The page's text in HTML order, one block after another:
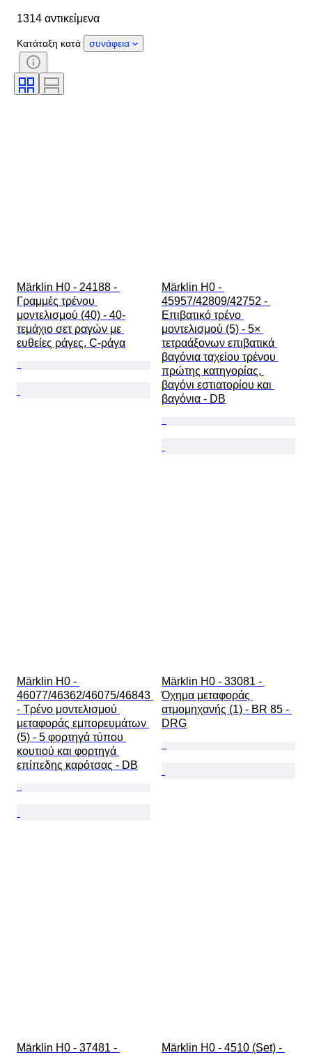
Υλικό
Θέμα
Χρώμα
Κλίμακα
Τροφοδοσία
Εποχή
1314 αντικείμενα
Κατάταξη κατά συνάφεια
Märklin H0 - 24188 -
Γραμμές τρένου
μοντελισμού (40) - 40-
τεμάχιο σετ ραγών με
ευθείες ράγες, C-ράγα
Märklin H0 -
45957/42809/42752 -
Επιβατικό τρένο
μοντελισμού (5) - 5×
τετραάξονων επιβατικά
βαγόνια ταχείου τρένου
πρώτης κατηγορίας,
βαγόνι εστιατορίου και
βαγόνια - DB
Märklin H0 -
46077/46362/46075/46843
- Τρένο μοντελισμού
μεταφοράς εμπορευμάτων
(5) - 5 φορτηγά τύπου
κουτιού και φορτηγά
επίπεδης καρότσας - DB
Märklin H0 - 33081 -
Όχημα μεταφοράς
ατμομηχανής (1) - BR 85 -
DRG
Märklin H0 - 37481 - Märklin H0 - 4510 (Set) -